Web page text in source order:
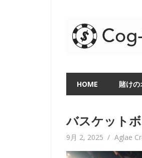
content
HOME 賭けの
バスケット
9月 2, 2025 Aglae